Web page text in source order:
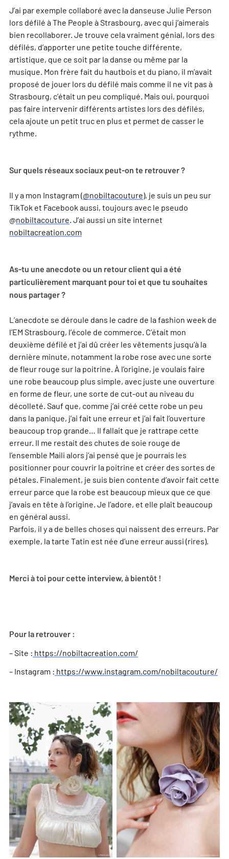
J’ai par exemple collaboré avec la danseuse Julie Person
lors défilé à The People à Strasbourg, avec qui j’aimerais
bien recollaborer. Je trouve cela vraiment génial, lors des
défilés, d’apporter une petite touche différente,
artistique, que ce soit par la danse ou même par la
musique. Mon frère fait du hautbois et du piano, il m’avait
proposé de jouer lors du défilé mais comme il ne vit pas à
Strasbourg, c’était un peu compliqué. Mais oui, pourquoi
pas faire intervenir différents artistes lors des défilés,
cela ajoute un petit truc en plus et permet de casser le
rythme.
Sur quels réseaux sociaux peut-on te retrouver ?
Il y a mon Instagram (@nobiltacouture), je suis un peu sur
TikTok et Facebook aussi, toujours avec le pseudo
@nobiltacouture. J’ai aussi un site internet
nobiltacreation.com
As-tu une anecdote ou un retour client qui a été
particulièrement marquant pour toi et que tu souhaites
nous partager ?
L’anecdote se déroule dans le cadre de la fashion week de
l’EM Strasbourg, l’école de commerce. C’était mon
deuxième défilé et j’ai dû créer les vêtements jusqu’à la
dernière minute, notamment la robe rose avec une sorte
de fleur rouge sur la poitrine. À l’origine, je voulais faire
une robe beaucoup plus simple, avec juste une ouverture
en forme de fleur, une sorte de cut-out au niveau du
décolleté. Sauf que, comme j’ai créé cette robe un peu
dans la panique, j’ai fait une erreur et j’ai fait l’ouverture
beaucoup trop grande… Il fallait que je rattrape cette
erreur. Il me restait des chutes de soie rouge de
l’ensemble Maili alors j’ai pensé que je pourrais les
positionner pour couvrir la poitrine et créer des sortes de
pétales. Finalement, je suis bien contente d’avoir fait cette
erreur parce que la robe est beaucoup mieux que ce que
j’avais en tête à l’origine. Je l’adore, et elle plaît beaucoup
en général aussi.
Parfois, il y a de belles choses qui naissent des erreurs. Par
exemple, la tarte Tatin est née d’une erreur aussi (rires).
Merci à toi pour cette interview, à bientôt !
Pour la retrouver :
– Site : https://nobiltacreation.com/
– Instagram : https://www.instagram.com/nobiltacouture/